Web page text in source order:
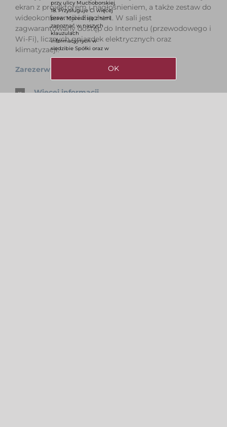
ekran z projektorem i nagłośnieniem, a także zestaw do
wideokonferencji i flipchart. W sali jest
zagwarantowany dostęp do Internetu (przewodowego i
Wi-Fi), licznych gniazdek elektrycznych oraz
klimatyzacji.
Zarezerwuj online
Wiecej informacji
przy ulicy Muchoborskiej
18. Przysługuje Ci więcej
praw. Możesz się z nimi
zapoznać w naszych
klauzulach
informacyjnych w
siedzibie Spółki oraz w
OK